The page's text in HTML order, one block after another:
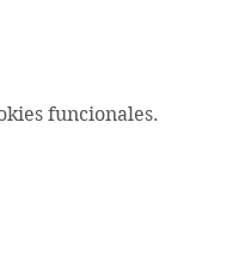
funcionales.